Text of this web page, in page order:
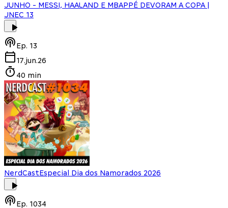
JUNHO - MESSI, HAALAND E MBAPPÉ DEVORAM A COPA |
JNEC 13
Ep. 13
17.jun.26
40 min
NerdCastEspecial Dia dos Namorados 2026
Ep. 1034